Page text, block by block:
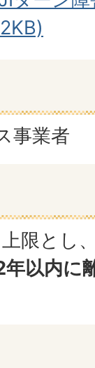
事業者
限とし
以内に